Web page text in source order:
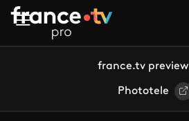
Aller au contenu principal
france.tv preview
Phototele